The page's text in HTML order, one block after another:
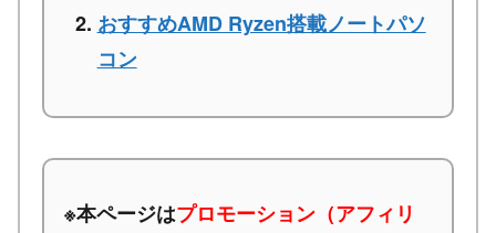
おすすめAMD Ryzen搭載ノートパソ
コン
※本ページはプロモーション（アフィリ